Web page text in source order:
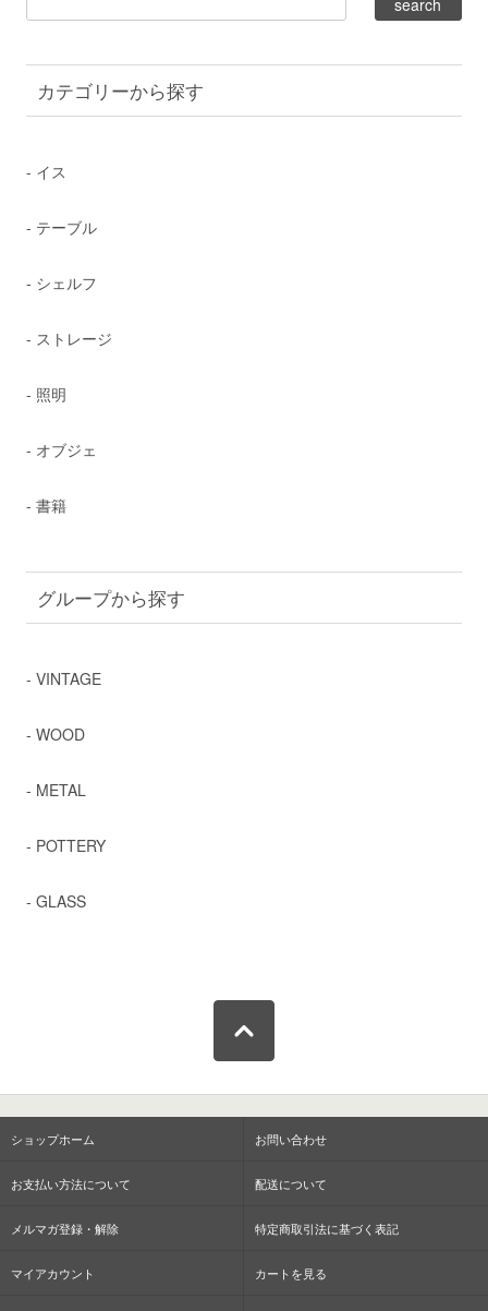
カテゴリーから探す
- イス
- テーブル
- シェルフ
- ストレージ
- 照明
- オブジェ
- 書籍
グループから探す
- VINTAGE
- WOOD
- METAL
- POTTERY
- GLASS
ショップホーム お問い合わせ
お支払い方法について 配送について
メルマガ登録・解除 特定商取引法に基づく表記
マイアカウント カートを見る